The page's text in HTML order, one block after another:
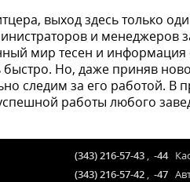
выход здесь только
и менедже­ров
мир тесен и информация
быстро. Но, даже приняв
следим за его работой. В
работы любого
(343) 216-57-43 , -44
(343) 216-57-42 , -47